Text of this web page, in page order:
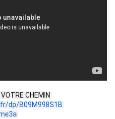
CHEMIN
dp/B09M998S1B